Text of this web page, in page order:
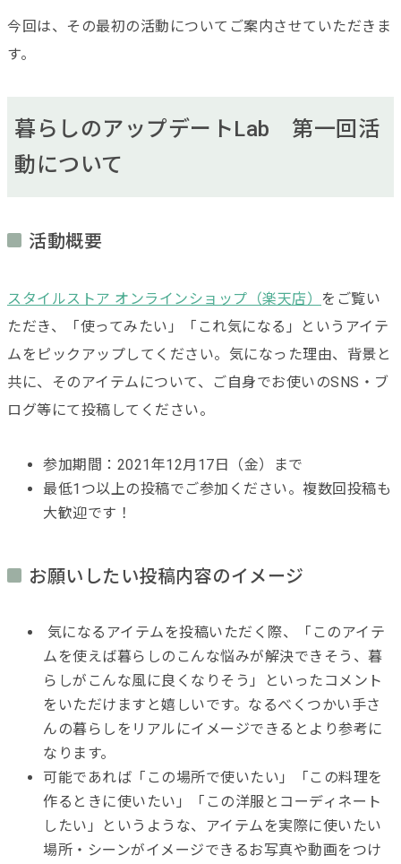
今回は、その最初の活動についてご案内させていただきま
す。
暮らしのアップデートLab 第一回活
動について
活動概要
スタイルストア オンラインショップ（楽天店）
をご覧い
ただき、「使ってみたい」「これ気になる」というアイテ
ムをピックアップしてください。気になった理由、背景と
共に、そのアイテムについて、ご自身でお使いのSNS・ブ
ログ等にて投稿してください。
参加期間：2021年12月17日（金）まで
最低1つ以上の投稿でご参加ください。複数回投稿も
大歓迎です！
お願いしたい投稿内容のイメージ
気になるアイテムを投稿いただく際、「このアイテ
ムを使えば暮らしのこんな悩みが解決できそう、暮
らしがこんな風に良くなりそう」といったコメント
をいただけますと嬉しいです。なるべくつかい手さ
んの暮らしをリアルにイメージできるとより参考に
なります。
可能であれば「この場所で使いたい」「この料理を
作るときに使いたい」「この洋服とコーディネート
したい」というような、アイテムを実際に使いたい
場所・シーンがイメージできるお写真や動画をつけ